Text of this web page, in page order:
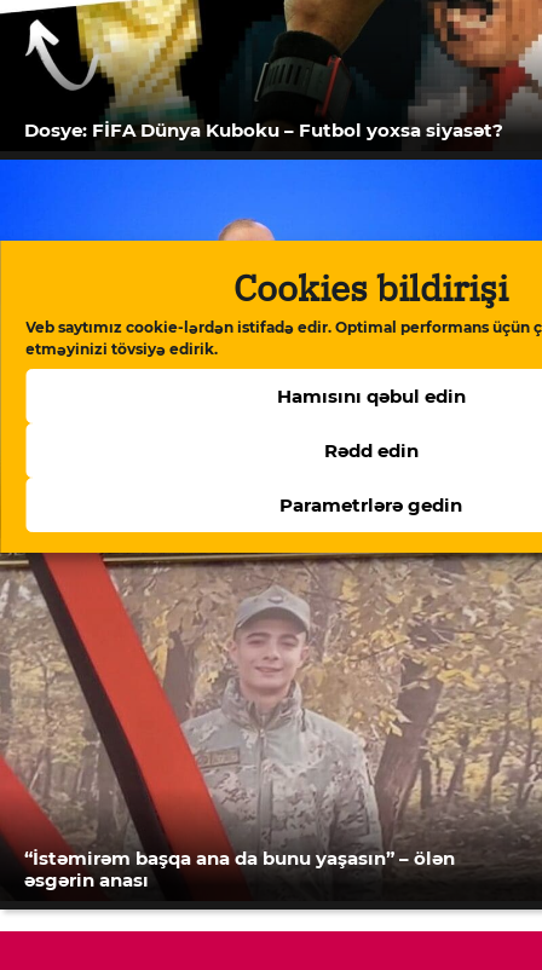
Cookies bildirişi
Veb saytımız cookie-lərdən istifadə edir. Optimal performans üçün
etməyinizi tövsiyə edirik.
Hamısını qəbul edin
Rədd edin
Parametrlərə gedin
Dosye: FİFA Dünya Kuboku – Futbol yoxsa siyasət?
İlham Əliyev: “Azərbaycan tam olaraq Avropa
Şurasından çıxmağı gözdən keçirir”
“İstəmirəm başqa ana da bunu yaşasın” – ölən
əsgərin anası